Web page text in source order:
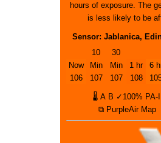
hours of exposure. The
is less likely to be
Sensor: Jablanica,
Now
106
10
Min
107
30
Min
107
1 hr
108
6
🌡 A B ✓100% PA-II
⧉ PurpleAir Map